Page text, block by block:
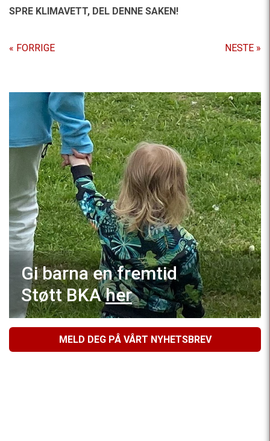
SPRE KLIMAVETT, DEL DENNE SAKEN!
« FORRIGE NESTE »
Gi barna en fremtid
Støtt BKAher
MELD DEG PÅ VÅRT NYHETSBREV